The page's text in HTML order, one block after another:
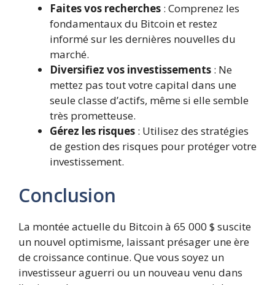
Faites vos recherches : Comprenez les
fondamentaux du Bitcoin et restez
informé sur les dernières nouvelles du
marché.
Diversifiez vos investissements : Ne
mettez pas tout votre capital dans une
seule classe d’actifs, même si elle semble
très prometteuse.
Gérez les risques : Utilisez des stratégies
de gestion des risques pour protéger votre
investissement.
Conclusion
La montée actuelle du Bitcoin à 65 000 $ suscite
un nouvel optimisme, laissant présager une ère
de croissance continue. Que vous soyez un
investisseur aguerri ou un nouveau venu dans